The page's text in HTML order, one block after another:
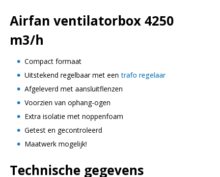
Airfan ventilatorbox 4250
m3/h
Compact formaat
Uitstekend regelbaar met een trafo regelaar
Afgeleverd met aansluitflenzen
Voorzien van ophang-ogen
Extra isolatie met noppenfoam
Getest en gecontroleerd
Maatwerk mogelijk!
Technische gegevens